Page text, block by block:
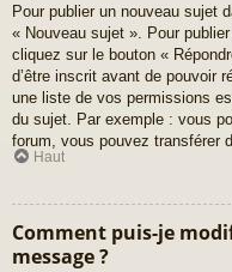
Pour publier un nouveau sujet
« Nouveau sujet ». Pour
cliquez sur le bouton «
d’être inscrit avant de pouvoir
une liste de vos permissions
du sujet. Par exemple : vous
forum, vous pouvez transférer
Haut
Comment puis-je
message ?